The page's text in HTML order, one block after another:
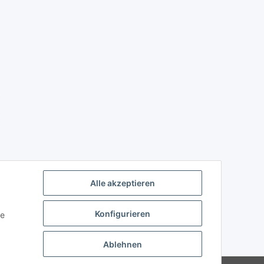
Alle akzeptieren
Konfigurieren
Ablehnen